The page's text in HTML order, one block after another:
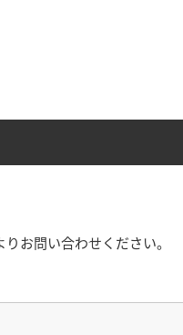
お問い合わせください。